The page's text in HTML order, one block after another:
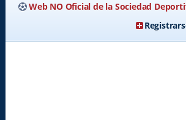
Web NO Oficial de la Sociedad